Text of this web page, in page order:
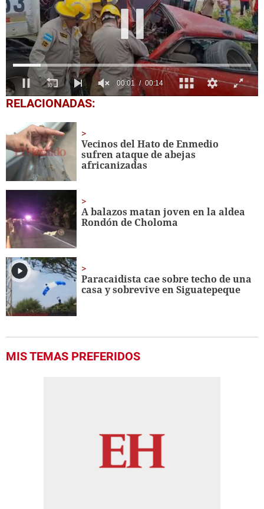
0
of
seconds
RELACIONADAS:
Vecinos del Hato de Enmedio
sufren ataque de abejas
africanizadas
A balazos matan joven en la aldea
Rondón de Choloma
Paracaidista cae sobre techo de una
casa y sobrevive en Siguatepeque
MIS TEMAS PREFERIDOS